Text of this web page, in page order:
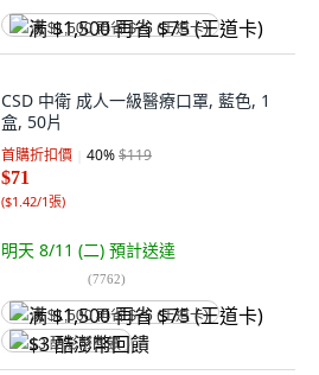
满 $1,500 再省 $75 (王道卡)
CSD 中衛 成人一級醫療口罩, 藍色, 1
盒, 50片
首購折扣價 40%$119
$71
($1.42/1張)
明天 8/11 (二) 預計送達
(7762)
满 $1,500 再省 $75 (王道卡)
$3 酷澎幣回饋